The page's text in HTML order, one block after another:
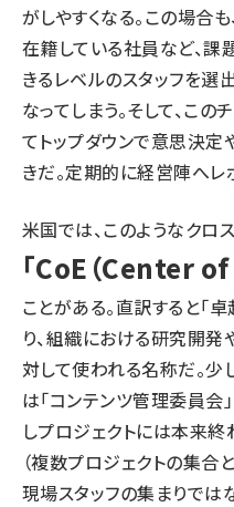
がしやすくなる。この場合
在籍している社員など、
きるレベルのスタッフを選
なってしまう。そして、こ
てトップダウンで意思決定
きだ。定期的に経営陣へレ
米国では、このようなクロ
「CoE（Center
ことがある。直訳すると「
り、組織における研究開発
対して使われる名称だ。少
は「コンテンツ管理委員会
しプロジェクトには本来終
（複数プロジェクトの集合
現場スタッフの集まりでは